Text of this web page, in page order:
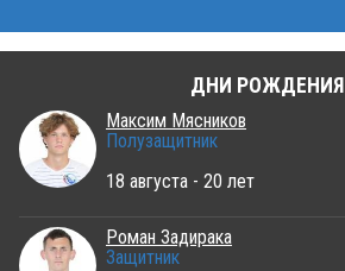
ДНИ РОЖДЕНИЯ
Максим Мясников
Полузащитник
18 августа - 20 лет
Роман Задирака
Защитник